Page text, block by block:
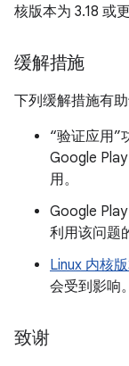
核版本为 3.18 或
缓解措施
下列缓解措施有
“验证应用”
Google
用。
Google
利用该问题
Linux 内核
会受到影响。
致谢